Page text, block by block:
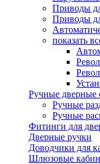
Приводы
Приводы
показать
Ручные дверные
Ручные
Ручные
Фитинги для
Дверные ручки
Доводчики для
Шлюзовые